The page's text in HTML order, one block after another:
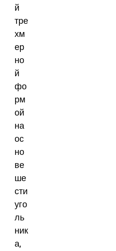
й
тре
хм
ер
но
й
фо
рм
ой
на
ос
но
ве
ше
сти
уго
ль
ник
а,